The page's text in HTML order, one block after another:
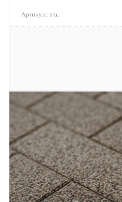
Артикул: n/a